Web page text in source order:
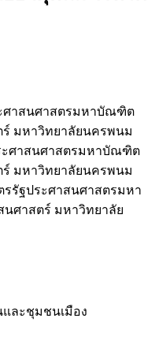
ศาสนศาสตรมหาบัณฑิต
ร์ มหาวิทยาลัยนครพนม
ะศาสนศาสตรมหาบัณฑิต
ร์ มหาวิทยาลัยนครพนม
รรัฐประศาสนศาสตรมหา
ศาสตร์ มหาวิทยาลัย
ละชุมชนเมือง